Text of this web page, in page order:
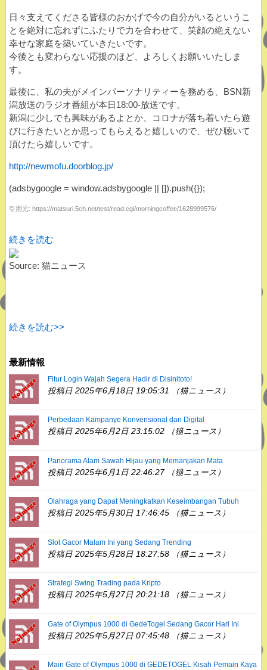
日々支えてくださる皆様のおかげで今の自分がいるというこ
とを絶対に忘れずにふたりで力を合わせて、笑顔の絶えない
幸せな家庭を築いていきたいです。
今後とも変わらない応援のほど、よろしくお願いいたしま
す。
最後に、私の夫がメインパーソナリティーを務める、BSN新
潟放送のラジオ番組が本日18:00-放送です。
新潟に少しでも興味があるよとか、コロナが落ち着いたら遊
びに行きたいとか思ってもらえると嬉しいので、ぜひ聴いて
頂けたら嬉しいです。
http://newmofu.doorblog.jp/
(adsbygoogle = window.adsbygoogle || []).push({});
引用元: https://matsuri.5ch.net/test/read.cgi/morningcoffee/1628999576/
続きを読む
Source: 猫ニュース
続きを読む>>
最新情報
Fitur Login Wajah Segera Hadir di Disinitoto!
投稿日 2025年6月18日 19:05:31 （猫ニュース）
Perbedaan Kampanye Konvensional dan Digital
投稿日 2025年6月2日 23:15:02 （猫ニュース）
Panorama Alam Sawah Hijau yang Memanjakan Mata
投稿日 2025年6月1日 22:46:27 （猫ニュース）
Olahraga yang Dapat Meningkatkan Keseimbangan Tubuh
投稿日 2025年5月30日 17:46:45 （猫ニュース）
Slot Gacor Malam Ini yang Sedang Trending
投稿日 2025年5月28日 18:27:58 （猫ニュース）
Strategi Swing Trading pada Kripto
投稿日 2025年5月27日 20:21:18 （猫ニュース）
Gate of Olympus 1000 di GedeTogel Sedang Gacor Hari Ini
投稿日 2025年5月27日 07:45:48 （猫ニュース）
Main Gate of Olympus 1000 di GEDETOGEL Kisah Pemain Kaya